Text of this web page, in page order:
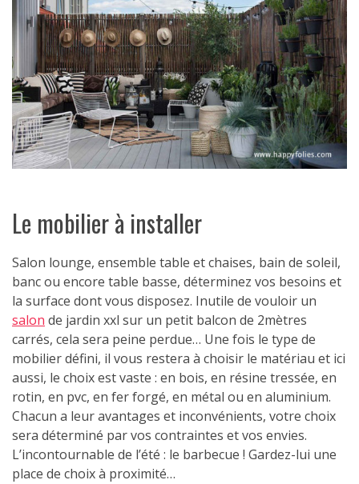
Le mobilier à installer
Salon lounge, ensemble table et chaises, bain de soleil,
banc ou encore table basse, déterminez vos besoins et
la surface dont vous disposez. Inutile de vouloir un
salon de jardin xxl sur un petit balcon de 2mètres
carrés, cela sera peine perdue… Une fois le type de
mobilier défini, il vous restera à choisir le matériau et ici
aussi, le choix est vaste : en bois, en résine tressée, en
rotin, en pvc, en fer forgé, en métal ou en aluminium.
Chacun a leur avantages et inconvénients, votre choix
sera déterminé par vos contraintes et vos envies.
L’incontournable de l’été : le barbecue ! Gardez-lui une
place de choix à proximité…